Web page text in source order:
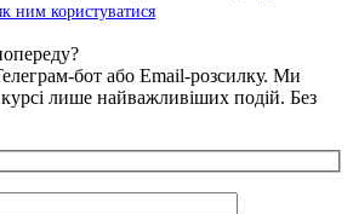
ним користуватися
бот або Email-розсилку. Ми
лише найважливіших подій. Без